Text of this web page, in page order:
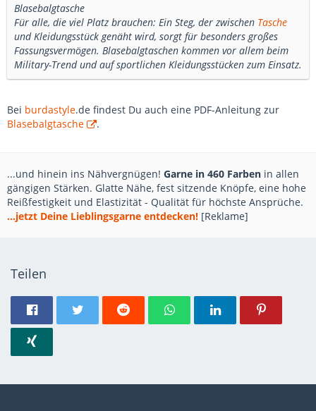
Blasebalgtasche
Für alle, die viel Platz brauchen: Ein Steg, der zwischen Tasche
und Kleidungsstück genäht wird, sorgt für besonders großes
Fassungsvermögen. Blasebalgtaschen kommen vor allem beim
Military-Trend und auf sportlichen Kleidungsstücken zum Einsatz.
Bei burdastyle.de findest Du auch eine PDF-Anleitung zur
Blasebalgtasche
.
...und hinein ins Nähvergnügen! Garne in 460 Farben in allen
gängigen Stärken. Glatte Nähe, fest sitzende Knöpfe, eine hohe
Reißfestigkeit und Elastizität - Qualität für höchste Ansprüche.
...jetzt Deine Lieblingsgarne entdecken! [Reklame]
Teilen